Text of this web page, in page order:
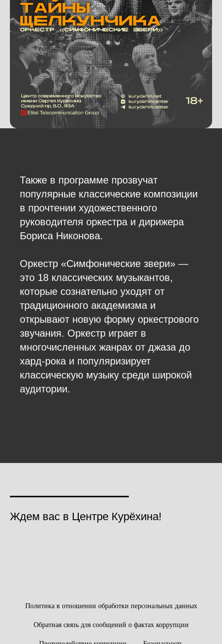
Также в программе прозвучат
популярные классические композиции
в прочтении художественного
руководителя оркестра и дирижера
Бориса Никонова.
Оркестр «Симфонические звери» —
это 18 классических музыкантов,
которые сознательно уходят от
традиционного академизма и
открывают новую форму оркестрового
звучания. Оркестр играет в
многочисленных жанрах от джаза до
хард-рока и популяризирует
классическую музыку среди широкой
аудитории.
Ждем вас в Центре Курёхина!
Политика в отношении обработки персональных данных
Обратная связь для сообщений о фактах коррупции